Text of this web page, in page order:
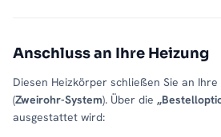
Anschluss an Ihre Heizung
Diesen Heizkörper schließen Sie an
(Zweirohr-System). Über die
ausgestattet wird: